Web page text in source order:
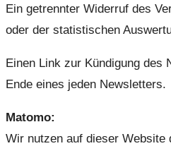
Ein getrennter Widerruf des
oder der statistischen
Einen Link zur Kündigung des
Ende eines jeden Newsletters.
Matomo:
Wir nutzen auf dieser Website